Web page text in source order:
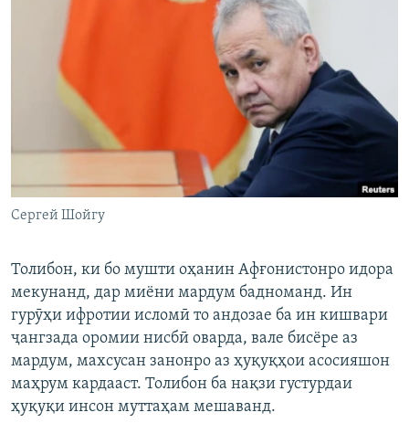
Сергей Шойгу
Толибон, ки бо мушти оҳанин Афғонистонро идора
мекунанд, дар миёни мардум бадноманд. Ин
гурӯҳи ифротии исломӣ то андозае ба ин кишвари
ҷангзада оромии нисбӣ оварда, вале бисёре аз
мардум, махсусан занонро аз ҳуқуқҳои асосияшон
маҳрум кардааст. Толибон ба нақзи густурдаи
ҳуқуқи инсон муттаҳам мешаванд.